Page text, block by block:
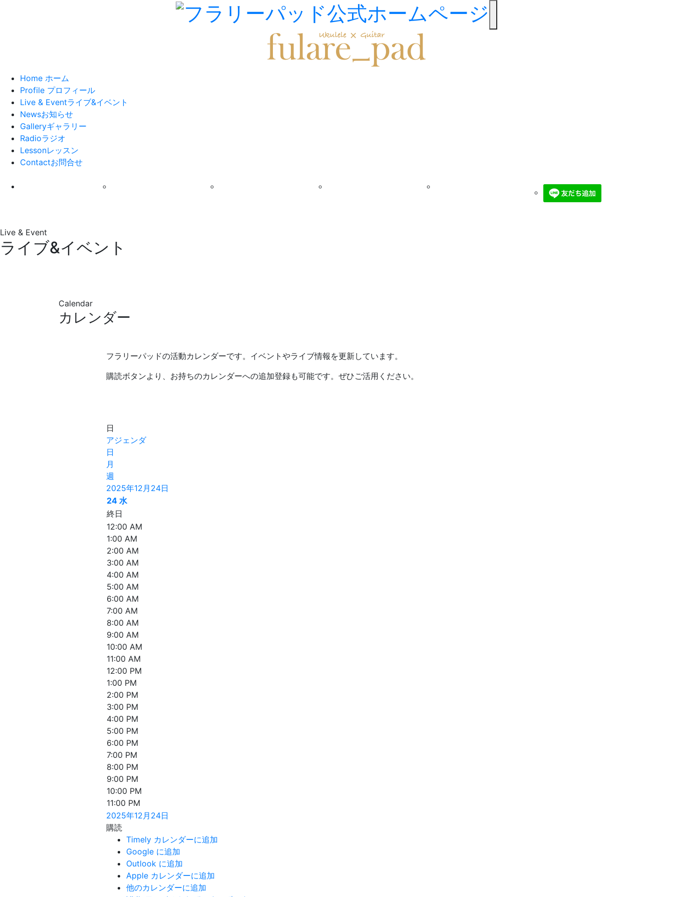
Home ホーム
Profile プロフィール
Live & Eventライブ&イベント
Newsお知らせ
Galleryギャラリー
Radioラジオ
Lessonレッスン
Contactお問合せ
Live & Event
ライブ&イベント
Calendar
カレンダー
フラリーパッドの活動カレンダーです。イベントやライブ情報を更新しています。
購読ボタンより、お持ちのカレンダーへの追加登録も可能です。ぜひご活用ください。
日
アジェンダ
日
月
週
2025年12月24日
24 水
終日
12:00 AM
1:00 AM
2:00 AM
3:00 AM
4:00 AM
5:00 AM
6:00 AM
7:00 AM
8:00 AM
9:00 AM
10:00 AM
11:00 AM
12:00 PM
1:00 PM
2:00 PM
3:00 PM
4:00 PM
5:00 PM
6:00 PM
7:00 PM
8:00 PM
9:00 PM
10:00 PM
11:00 PM
2025年12月24日
購読
Timely カレンダーに追加
Google に追加
Outlook に追加
Apple カレンダーに追加
他のカレンダーに追加